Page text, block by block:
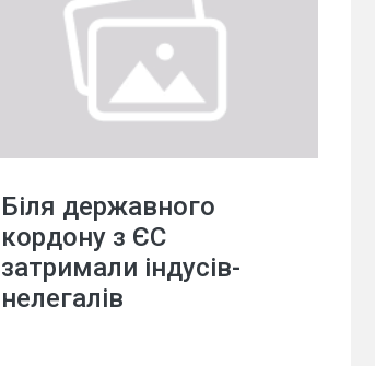
Біля державного
кордону з ЄС
затримали індусів-
нелегалів